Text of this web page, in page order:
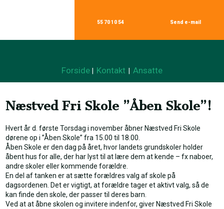
55 70 10 54 Send e-mail​
Forside Kontakt Ansatte
Næstved Fri Skole ”Åben Skole”!
Hvert år d. første Torsdag i november åbner Næstved Fri Skole
dørene op i ”Åben Skole” fra 15.00 til 18.00.
Åben Skole er den dag på året, hvor landets grundskoler holder
åbent hus for alle, der har lyst til at lære dem at kende – fx naboer,
andre skoler eller kommende forældre.
En del af tanken er at sætte forældres valg af skole på
dagsordenen. Det er vigtigt, at forældre tager et aktivt valg, så de
kan finde den skole, der passer til deres barn.
Ved at at åbne skolen og invitere indenfor, giver Næstved Fri Skole